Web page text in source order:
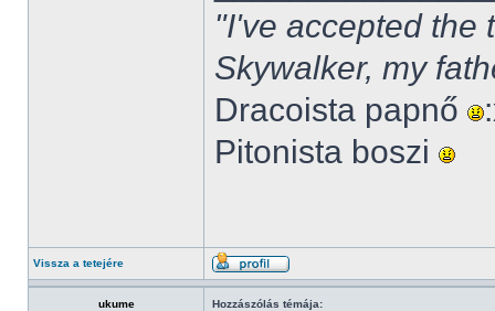
"I've accepted the
Skywalker, my
Dracoista papnő
Pitonista boszi
Vissza a tetejére
ukume Hozzászólás témája: